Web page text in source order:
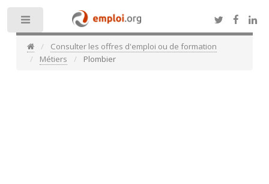
Consulter les offres d'emploi ou de formation
Métiers
Plombier
Toggle